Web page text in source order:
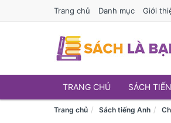
Trang chủ Danh mục Giới
TRANG CHỦ SÁCH
Trang chủ Sách tiếng Anh